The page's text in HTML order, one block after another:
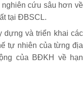
cứu sâu hơn về
tại ĐBSCL.
dựng và triển khai các
tự nhiên của từng địa
của BĐKH về hạn